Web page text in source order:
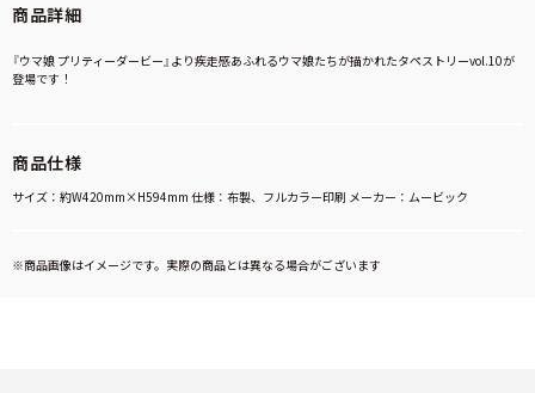
商品詳細
『ウマ娘 プリティーダービー』より疾走感あふれるウマ娘たちが描かれたタペストリーvol.10が
登場です！
商品仕様
サイズ：約W420mm×H594mm 仕様：布製、フルカラー印刷 メーカー：ムービック
※商品画像はイメージです。実際の商品とは異なる場合がございます